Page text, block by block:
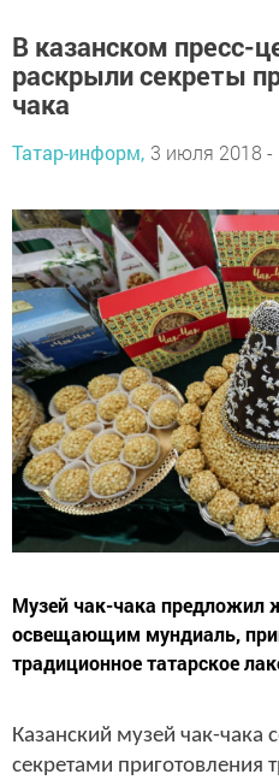
В казанском пресс-
раскрыли секреты
чака
Татар-информ, 3 июля 2018 -
Музей чак-чака предложил
освещающим мундиаль,
традиционное татарское
Казанский музей чак-чака
секретами приготовления